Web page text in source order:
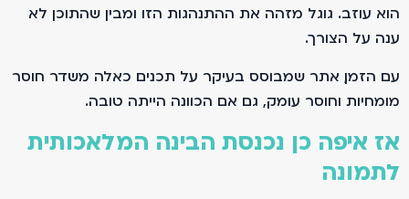
הוא עוזב. גוגל מזהה את ההתנהגות הזו ומבין שהתוכן לא
ענה על הצורך.
עם הזמן, אתר שמבוסס בעיקר על תכנים כאלה משדר חוסר
מומחיות וחוסר עומק, גם אם הכוונה הייתה טובה.
אז איפה כן נכנסת הבינה המלאכותית
לתמונה